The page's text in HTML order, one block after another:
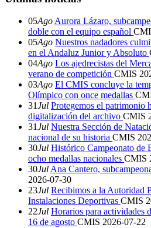
05Ago Aurora Lázaro,
doble con el equipo español
05Ago Nuestros nadadores
en el Andaluz Junior y Absoluto
04Ago Los ajedrecistas del
verano de competición CMIS
03Ago El CMIS concluye la
Olímpico con once medallas
31Jul Protegemos el patrimonio
digitalización del archivo CMIS
31Jul Nuestra Sección de
nacional de su historia CMIS
30Jul Histórico Campeonato de
ocho medallas nacionales CMIS
30Jul Ana Cantero,
2026-07-30
23Jul Recibimos a la Autoridad
Instalaciones Deportivas CMIS
22Jul Horarios para actividades
16 de agosto CMIS 2026-07-22